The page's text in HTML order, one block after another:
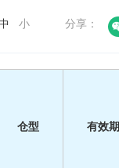
分享：
小
仓型 有效期